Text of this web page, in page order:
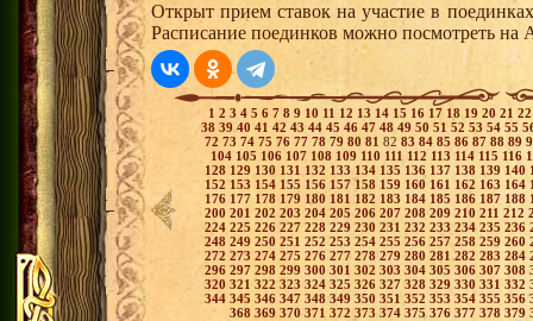
Открыт прием ставок на участие в
Расписание поединков можно посмотреть на
1 2 3 4 5 6 7 8 9 10 11 12 13 14 15 16 17 18 19 20 21
38 39 40 41 42 43 44 45 46 47 48 49 50 51 52 53 54 55
72 73 74 75 76 77 78 79 80 81 82 83 84 85 86 87 88 89
104 105 106 107 108 109 110 111 112 113 114 115 116
128 129 130 131 132 133 134 135 136 137 138 139 140
152 153 154 155 156 157158 159 160 161 162 163 164
176 177 178 179 180 181 182 183 184 185 186 187 188
200 201 202 203 204 205 206 207 208 209 210 211 212
224 225 226 227 228 229 230 231 232 233 234 235 236
248 249 250 251 252 253 254 255 256 257 258 259 260
272 273 274 275 276 277 278 279 280 281282 283 284
296 297 298 299 300 301 302 303 304 305 306 307 308
320 321 322 323 324 325 326 327 328 329 330 331 332
344 345 346 347 348 349 350 351 352 353 354 355 356
368 369 370 371 372 373 374 375 376 377 378 379